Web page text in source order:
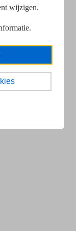
wijzigen.